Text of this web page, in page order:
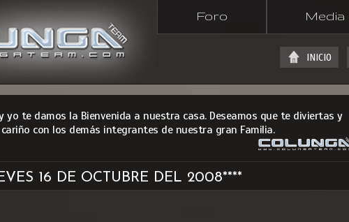
Foro Media
INICIO
yo te damos la Bienvenida a nuestra casa. Deseamos que te diviertas y
con los demás integrantes de nuestra gran Familia.
16 DE OCTUBRE DEL 2008****